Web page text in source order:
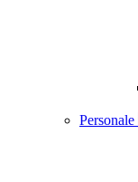
Personale